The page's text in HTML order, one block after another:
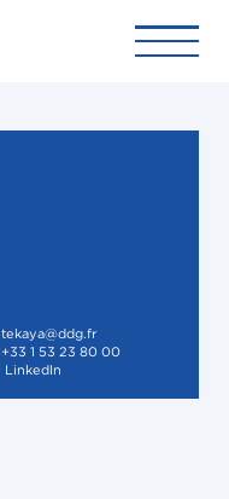
tekaya@ddg.fr
+33 1 53 23 80 00
LinkedIn